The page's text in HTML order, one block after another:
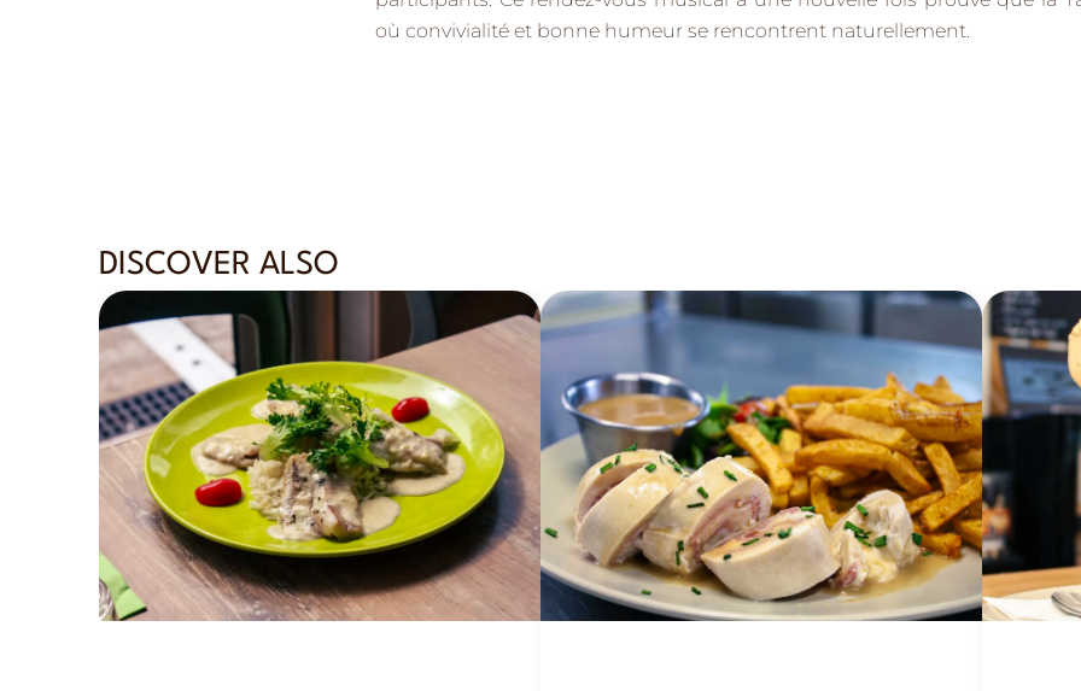
où convivialité et bonne humeur se rencontrent naturellement.
DISCOVER ALSO